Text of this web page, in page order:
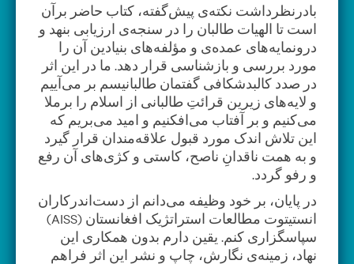
بادرنظرداشت نکته‌ی پیش‌گفته، کتاب حاضر برآن
است تا الهیات طالبان را در سنجه‌ی ارزیابی بنهد و
درونمایه‌های عمده‌ی و مؤلفه‌های بنیادین آن را
مورد بررسی و بازشناسی قرار ‌دهد. ما در این اثر
در صدد کالبدشکافی گفتمان طالبانیسم بر می‌آییم
و لایه‌های زیرین قرائتِ طالبانی از اسلام را برملا
می‌کنیم و بر آفتاب می‌افکنیم و امید می‌بریم که
این تلاش اندک مورد قبول علاقه‌مندان قرار گیرد
و به همت ناقدانِ ناصح، کاستی و کژی‌های آن رفع
و رفو گردد.
در پایان، بر خود وظیفه می‌دانم از دست‌اندرکاران
انستیتوت مطالعات استراتژیک افغانستان (AISS)
سپاسگزاری کنم. یقین دارم بدون همکاری این
نهاد، زمینه‌ی نگارش، چاپ و نشر این اثر فراهم